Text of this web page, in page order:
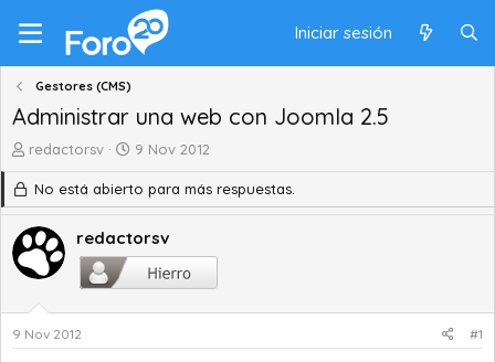
Iniciar sesión
Gestores (CMS)
Administrar una web con Joomla 2.5
A
o
r
d
e
e
m
redactorsv
F
c
h
a
d
i
n
9 Nov 2012
No está abierto para más respuestas.
redactorsv
9 Nov 2012 #1